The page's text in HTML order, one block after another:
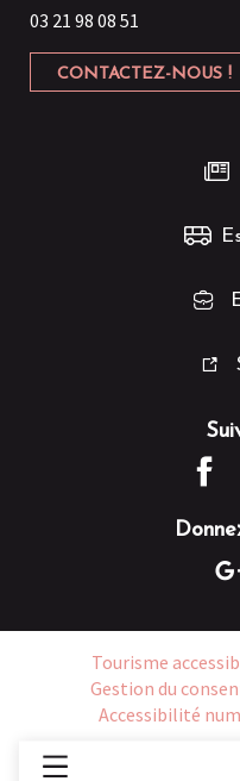
03 21 98 08 51
CONTACTEZ-NOUS !
Tourisme
Gestion du
Accessibilité